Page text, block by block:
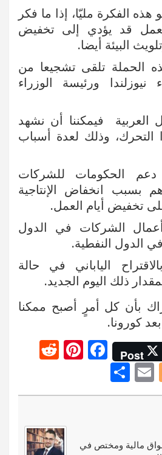
هذه الفكرة مليّا، إذا ما فكر
قد يؤدي إلى تخفيض
البيئة أيضا.
الحملة تلقى تشجيعا من
ورئيسة الوزراء
العربية فيمكننا أن نشهد
التحرك، وذلك لعدة أسباب
الحكومات للشركات
بسبب انخفاض الإنتاجية
تخفيض أيام العمل.
الشركات في الدول
في الدول النفطية.
الياباني في حالة
ذلك اليوم الجديد.
بأن كل أمرٍ أصبح ممكنا
كورونا.
Post
F
ce
o
Pi
er
t
d
t
Bl
o
er
E
m
h
مالية ومختص في